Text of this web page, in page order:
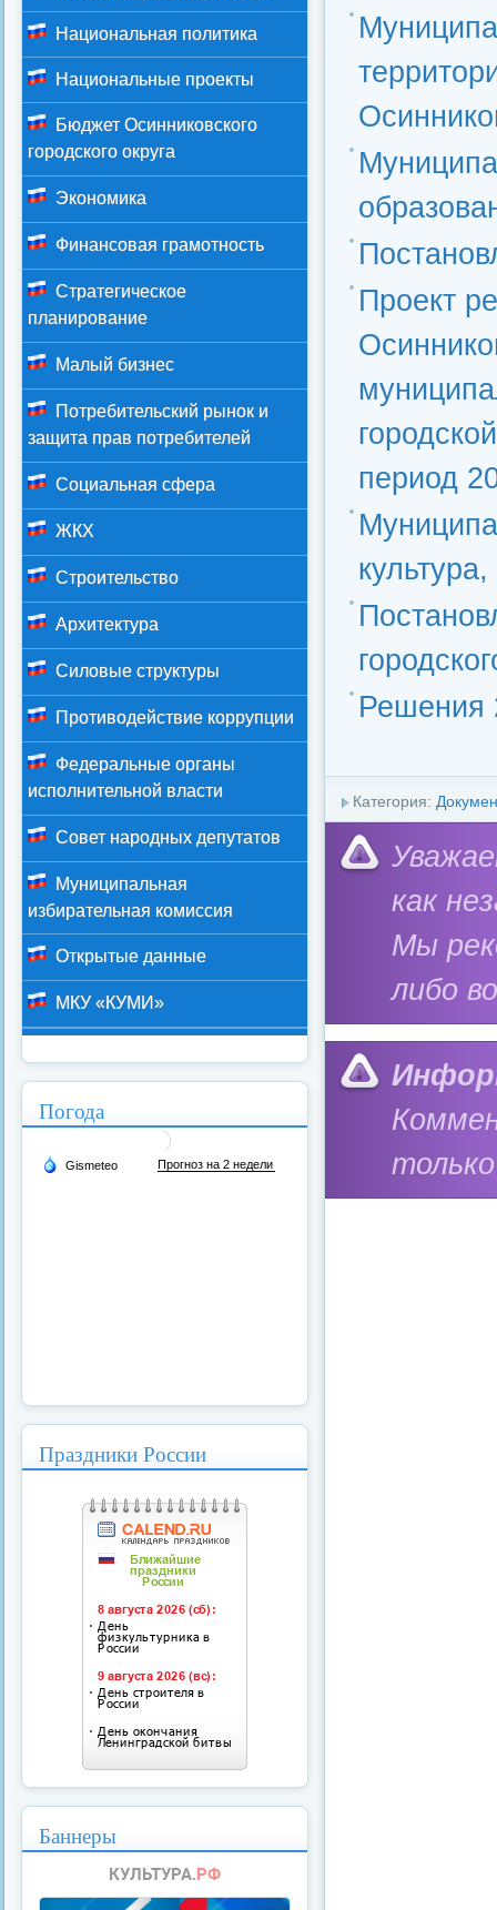
Проект
период
Решения
Категория:
как
Мы
либо
Национальная политика
Национальные проекты
Бюджет Осинниковского
городского округа
Экономика
Финансовая грамотность
Стратегическое
планирование
Малый бизнес
Потребительский рынок и
защита прав потребителей
Социальная сфера
ЖКХ
Строительство
Архитектура
Силовые структуры
Противодействие коррупции
Федеральные органы
исполнительной власти
Совет народных депутатов
Муниципальная
избирательная комиссия
Открытые данные
МКУ «КУМИ»
Погода
Праздники России
Баннеры